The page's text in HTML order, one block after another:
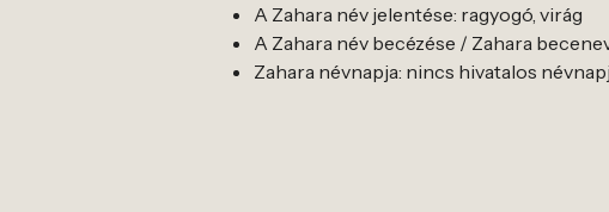
A Zahara név jelentése: ragyogó, virág
A Zahara név becézése / Zahara
Zahara névnapja: nincs hivatalos